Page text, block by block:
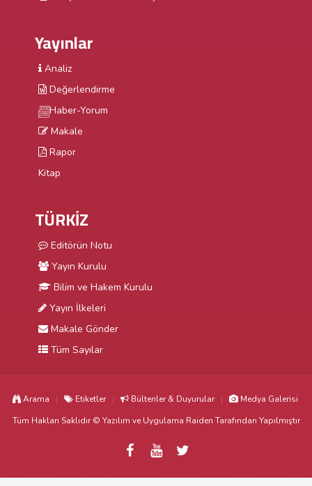
Yayınlar
Analiz
Değerlendirme
Haber-Yorum
Makale
Rapor
Kitap
TÜRKİZ
Editörün Notu
Yayın Kurulu
Bilim ve Hakem Kurulu
Yayın İlkeleri
Makale Gönder
Tüm Sayılar
Arama Etiketler Bültenler & Duyurular
Medya Galerisi
Tüm Hakları Saklıdır © Yazılım ve Uygulama Raiden Tarafından Yapılmıştır